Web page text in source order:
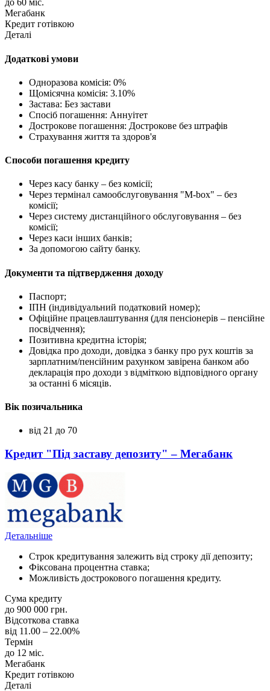
до 60 міс.
Мегабанк
Кредит готівкою
Деталі
Додаткові умови
Одноразова комісія: 0%
Щомісячна комісія: 3.10%
Застава: Без застави
Спосіб погашення: Aннуітет
Дострокове погашення: Дострокове без штрафів
Страхування життя та здоров'я
Способи погашення кредиту
Через касу банку – без комісії;
Через термінал самообслуговування "М-box" – без
комісії;
Через систему дистанційного обслуговування – без
комісії;
Через каси інших банків;
За допомогою сайту банку.
Документи та підтвердження доходу
Паспорт;
ІПН (індивідуальний податковий номер);
Офіційне працевлаштування (для пенсіонерів – пенсійне
посвідчення);
Позитивна кредитна історія;
Довідка про доходи, довідка з банку про рух коштів за
зарплатним/пенсійним рахунком завірена банком або
декларація про доходи з відміткою відповідного органу
за останні 6 місяців.
Вік позичальника
від 21 до 70
Кредит "Під заставу депозиту" – Мегабанк
Детальніше
Строк кредитування залежить від строку дії депозиту;
Фіксована процентна ставка;
Можливість дострокового погашення кредиту.
Сума кредиту
до 900 000 грн.
Відсоткова ставка
від 11.00 – 22.00%
Термін
до 12 міс.
Мегабанк
Кредит готівкою
Деталі